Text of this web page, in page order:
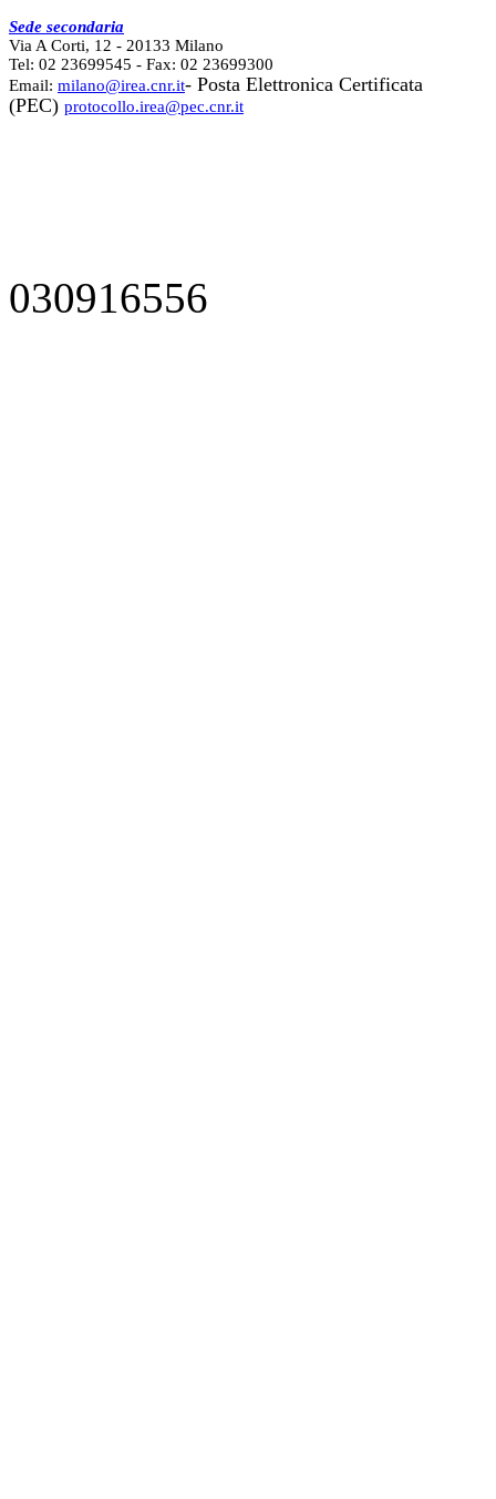
Sede secondaria
Via A Corti, 12 - 20133 Milano
Tel: 02 23699545 - Fax: 02 23699300
Email: milano@irea.cnr.it- Posta Elettronica Certificata
(PEC) protocollo.irea@pec.cnr.it
030916556